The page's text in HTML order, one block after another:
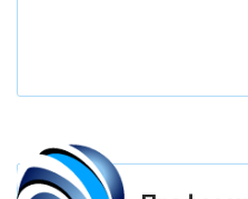
«ФК ОТКРЫТИЕ»